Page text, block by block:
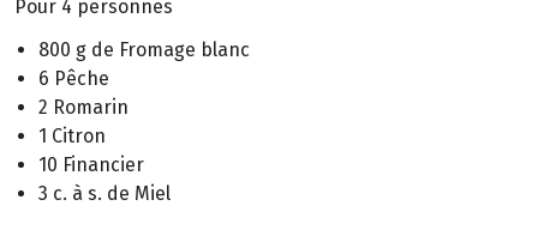
Pour 4 personnes
800 g de Fromage blanc
6 Pêche
2 Romarin
1 Citron
10 Financier
3 c. à s. de Miel